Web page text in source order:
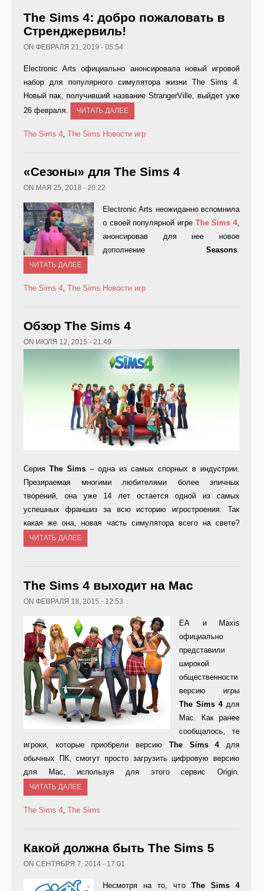
The Sims 4: добро пожаловать в
Стренджервиль!
ON ФЕВРАЛЯ 21, 2019 - 05:54
Electronic Arts официально анонсировала новый игровой
набор для популярного симулятора жизни The Sims 4.
Новый пак, получивший название StrangerVille, выйдет уже
26 февраля.
ЧИТАТЬ ДАЛЕЕ
The Sims 4, The Sims Новости игр
«Сезоны» для The Sims 4
ON МАЯ 25, 2018 - 20:22
Electronic Arts неожиданно вспомнила
о своей популярной игре TheSims 4,
анонсировав для нее новое
дополнение Seasons.
ЧИТАТЬ ДАЛЕЕ
The Sims 4, The Sims Новости игр
Обзор The Sims 4
ON ИЮЛЯ 12, 2015 - 21:49
Серия The Sims – одна из самых спорных в индустрии.
Презираемая многими любителями более эпичных
творений, она уже 14 лет остается одной из самых
успешных франшиз за всю историю игростроения. Так
какая же она, новая часть симулятора всего на свете?
ЧИТАТЬ ДАЛЕЕ
The Sims 4 выходит на Mac
ON ФЕВРАЛЯ 18, 2015 - 12:53
ЕА и Maxis
официально
представили
широкой
общественности
версию игры
The Sims 4 для
Mac. Как ранее
сообщалось, те
игроки, которые приобрели версию The Sims 4для
обычных ПК, смогут просто загрузить цифровую версию
для Mac, используя для этого сервис Origin.
ЧИТАТЬ ДАЛЕЕ
The Sims 4, The Sims
Какой должна быть The Sims 5
ON СЕНТЯБРЯ 7, 2014 - 17:01
Несмотря на то, что The Sims 4